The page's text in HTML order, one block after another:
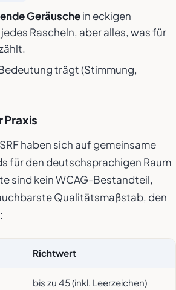
Geräuschein eckigen
Rascheln, aber alles, was für
trägt (Stimmung,
Praxis
haben sich auf gemeinsame
für den deutschsprachigen Raum
sind kein WCAG-Bestandteil,
Qualitätsmaßstab, den
Richtwert
bis zu 45 (inkl. Leerzeichen)